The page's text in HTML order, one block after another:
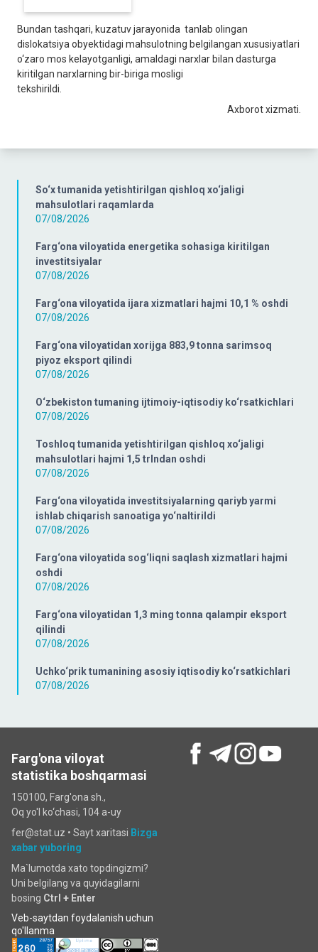
So‘x tumanida yetishtirilgan qishloq xo‘jaligi
mahsulotlari raqamlarda
07/08/2026
Farg‘ona viloyatida energetika sohasiga kiritilgan
investitsiyalar
07/08/2026
Farg‘ona viloyatida ijara xizmatlari hajmi 10,1 % oshdi
07/08/2026
Farg‘ona viloyatidan xorijga 883,9 tonna sarimsoq
piyoz eksport qilindi
07/08/2026
O‘zbekiston tumaning ijtimoiy-iqtisodiy ko‘rsatkichlari
07/08/2026
Toshloq tumanida yetishtirilgan qishloq xo‘jaligi
mahsulotlari hajmi 1,5 trlndan oshdi
07/08/2026
Farg‘ona viloyatida investitsiyalarning qariyb yarmi
ishlab chiqarish sanoatiga yo‘naltirildi
07/08/2026
Farg‘ona viloyatida sog‘liqni saqlash xizmatlari hajmi
oshdi
07/08/2026
Farg‘ona viloyatidan 1,3 ming tonna qalampir eksport
qilindi
07/08/2026
Uchko‘prik tumanining asosiy iqtisodiy ko‘rsatkichlari
07/08/2026
Bundan tashqari, kuzatuv jarayonida tanlab olingan
dislokatsiya obyektidagi mahsulotning belgilangan xususiyatlari
o‘zaro mos kelayotganligi, amaldagi narxlar bilan dasturga
kiritilgan narxlarning bir-biriga mosligi
tekshirildi.
Axborot xizmati.
Farg'ona viloyat
statistika boshqarmasi
150100, Farg'ona sh.,
Oq yo'l ko‘chаsi, 104 a-uy
fer@stat.uz • Sayt xaritasi Bizga
xabar yuboring
Ma`lumotda xato topdingizmi?
Uni belgilang va quyidagilarni
bosing Ctrl + Enter
Veb-saytdan foydalanish uchun
qo'llanma